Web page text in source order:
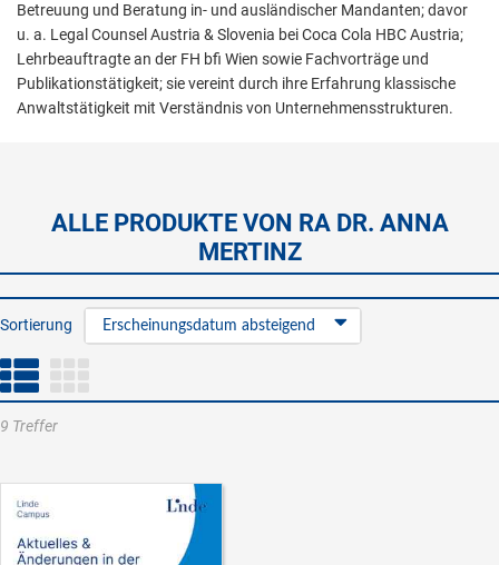
Betreuung und Beratung in- und ausländischer Mandanten; davor
u. a. Legal Counsel Austria & Slovenia bei Coca Cola HBC Austria;
Lehrbeauftragte an der FH bfi Wien sowie Fachvorträge und
Publikationstätigkeit; sie vereint durch ihre Erfahrung klassische
Anwaltstätigkeit mit Verständnis von Unternehmensstrukturen.
ALLE PRODUKTE VON RA DR. ANNA
MERTINZ
Sortierung Erscheinungsdatum absteigend
9 Treffer